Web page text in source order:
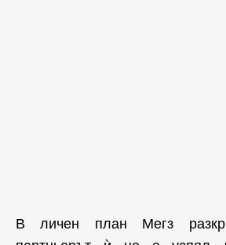
В личен план Мегз